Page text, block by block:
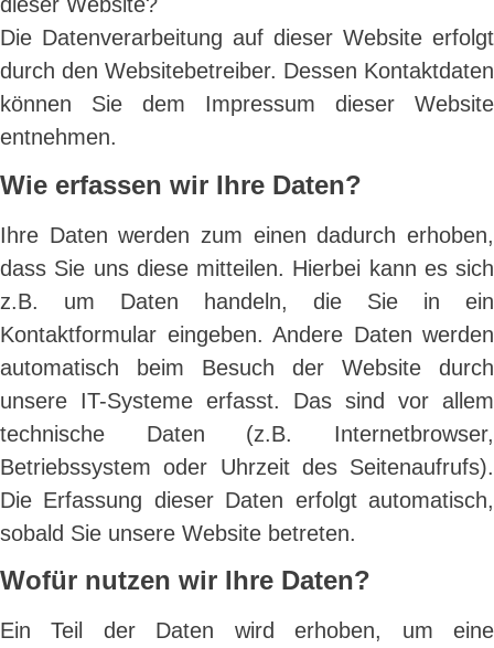
Die Datenverarbeitung auf dieser Website erfolgt
durch den Websitebetreiber. Dessen Kontaktdaten
können Sie dem Impressum dieser Website
entnehmen.
Wie erfassen wir Ihre Daten?
Ihre Daten werden zum einen dadurch erhoben,
dass Sie uns diese mitteilen. Hierbei kann es sich
z.B. um Daten handeln, die Sie in ein
Kontaktformular eingeben. Andere Daten werden
automatisch beim Besuch der Website durch
unsere IT-Systeme erfasst. Das sind vor allem
technische Daten (z.B. Internetbrowser,
Betriebssystem oder Uhrzeit des Seitenaufrufs).
Die Erfassung dieser Daten erfolgt automatisch,
sobald Sie unsere Website betreten.
Wofür nutzen wir Ihre Daten?
Ein Teil der Daten wird erhoben, um eine